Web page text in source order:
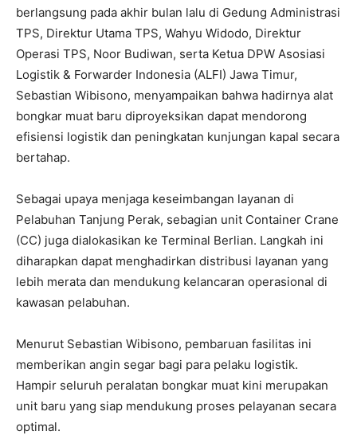
berlangsung pada akhir bulan lalu di Gedung Administrasi
TPS, Direktur Utama TPS, Wahyu Widodo, Direktur
Operasi TPS, Noor Budiwan, serta Ketua DPW Asosiasi
Logistik & Forwarder Indonesia (ALFI) Jawa Timur,
Sebastian Wibisono, menyampaikan bahwa hadirnya alat
bongkar muat baru diproyeksikan dapat mendorong
efisiensi logistik dan peningkatan kunjungan kapal secara
bertahap.
Sebagai upaya menjaga keseimbangan layanan di
Pelabuhan Tanjung Perak, sebagian unit Container Crane
(CC) juga dialokasikan ke Terminal Berlian. Langkah ini
diharapkan dapat menghadirkan distribusi layanan yang
lebih merata dan mendukung kelancaran operasional di
kawasan pelabuhan.
Menurut Sebastian Wibisono, pembaruan fasilitas ini
memberikan angin segar bagi para pelaku logistik.
Hampir seluruh peralatan bongkar muat kini merupakan
unit baru yang siap mendukung proses pelayanan secara
optimal.